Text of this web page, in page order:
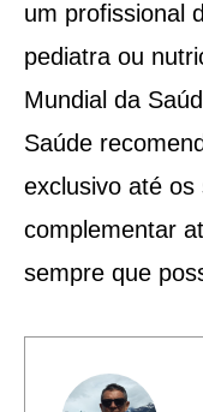
um profissional
pediatra ou
Mundial da
Saúde
exclusivo até
complementar
sempre que